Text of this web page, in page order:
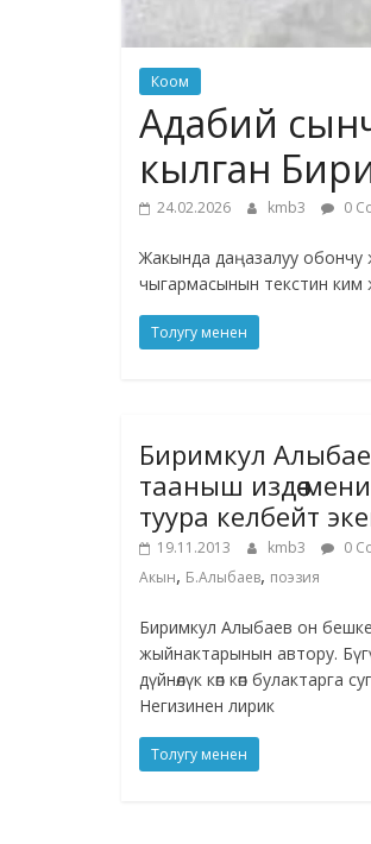
Коом
Адабий
кылган
24.02.2026 kmb3 0
Жакында даңазалуу обончу
чыгармасынын текстин
Толугу менен
Биримкул
тааныш издөө
туура келбейт
19.11.2013 kmb3 0
Акын, Б.Алыбаев, поэзия
Биримкул Алыбаев он
жыйнактарынын автору.
дүйнөлүк көп көп булактарга
Негизинен лирик
Толугу менен